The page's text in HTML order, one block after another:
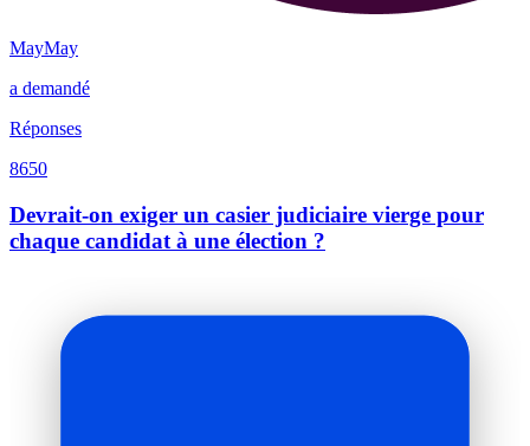
MayMay
a demandé
Réponses
8650
Devrait-on exiger un casier judiciaire vierge pour
chaque candidat à une élection ?